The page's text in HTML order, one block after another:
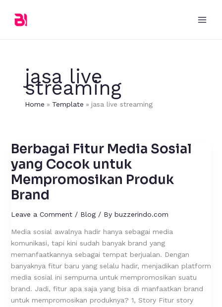
content
jasa live
streaming
Home Template jasa live streaming
Berbagai Fitur Media Sosial
yang Cocok untuk
Mempromosikan Produk
Brand
Leave a Comment / Blog/ By buzzerindo.com
Media sosial awalnya hadir hanya sebagai media
komunikasi, tapi kini sudah banyak brand yang
memanfaatkannya sebagai tempat berjualan. Dengan
banyaknya fitur baru yang selalu hadir, menjadikan platform
media sosial ini sempurna untuk mempromosikan suatu
brand. Jadi, fitur apa saja yang bisa di manfaatkan brand
untuk mempromosikan produknya? 1, Story Fitur story
Berbagai
Media
Sosial
yang
untuk